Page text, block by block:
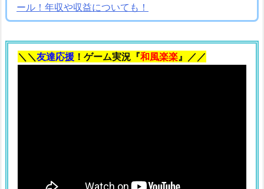
ール！年収や収益についても！
＼＼ 友達応援 ！ゲーム実況『和風楽楽 』／／